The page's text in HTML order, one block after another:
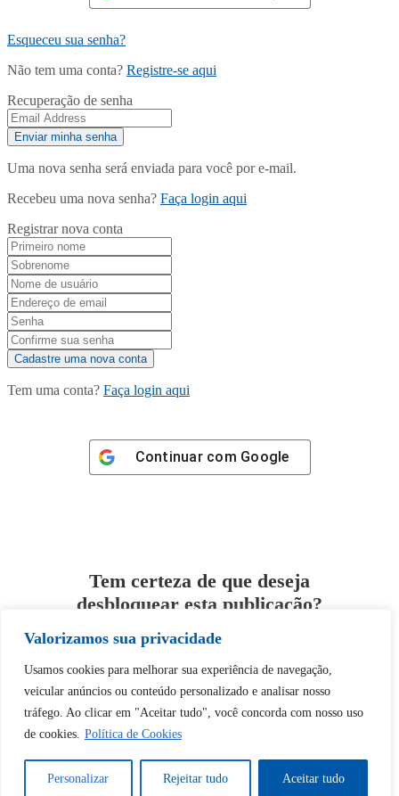
Valorizamos sua privacidade
Usamos cookies para melhorar sua experiência de navegação,
veicular anúncios ou conteúdo personalizado e analisar nosso
tráfego. Ao clicar em "Aceitar tudo", você concorda com nosso uso
de cookies. Política de Cookies
Personalizar Rejeitar tudo Aceitar tudo
Esqueceu sua senha?
Não tem uma conta? Registre-se aqui
Recuperação de senha
Uma nova senha será enviada para você por e-mail.
Recebeu uma nova senha? Faça login aqui
Registrar nova conta
Tem uma conta? Faça login aqui
Continuar com Google
Tem certeza de que deseja
desbloquear esta publicação?
Sim Não